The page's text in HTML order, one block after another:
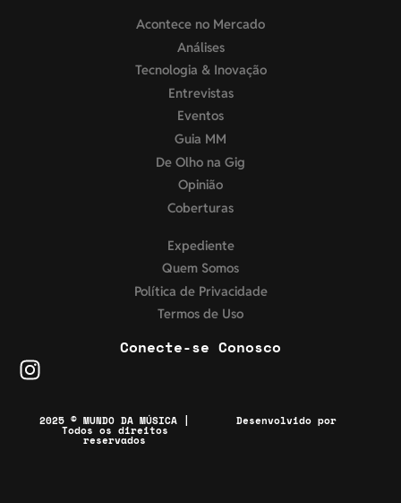
Acontece no Mercado
Análises
Tecnologia & Inovação
Entrevistas
Eventos
Guia MM
De Olho na Gig
Opinião
Coberturas
Expediente
Quem Somos
Política de Privacidade
Termos de Uso
Conecte-se Conosco
2025 © MUNDO DA MÚSICA |
Todos os direitos
reservados
Desenvolvido por